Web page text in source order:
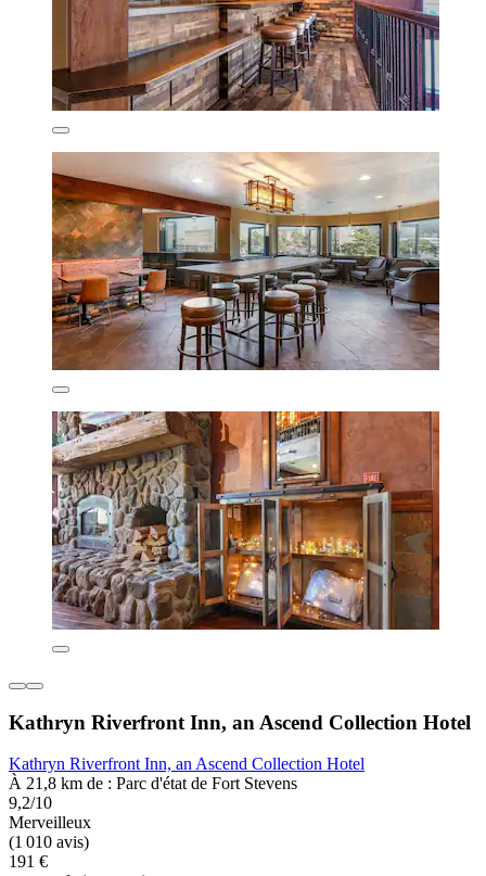
Kathryn Riverfront Inn, an Ascend Collection Hotel
Kathryn Riverfront Inn, an Ascend Collection Hotel
À 21,8 km de : Parc d'état de Fort Stevens
9,2/10
Merveilleux
(1 010 avis)
191 €